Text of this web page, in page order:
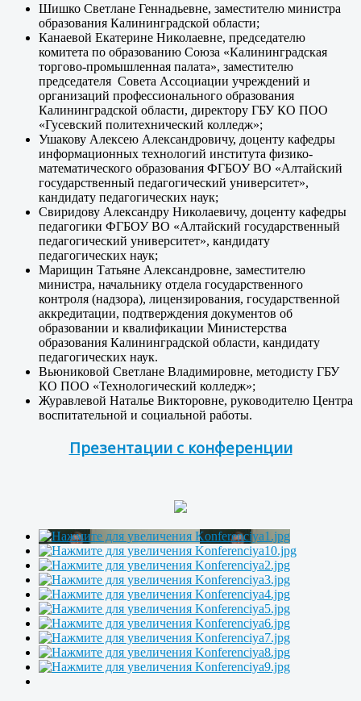
Шишко Светлане Геннадьевне, заместителю министра
образования Калининградской области;
Канаевой Екатерине Николаевне, председателю
комитета по образованию Союза «Калининградская
торгово-промышленная палата», заместителю
председателя Совета Ассоциации учреждений и
организаций профессионального образования
Калининградской области, директору ГБУ КО ПОО
«Гусевский политехнический колледж»;
Ушакову Алексею Александровичу, доценту кафедры
информационных технологий института физико-
математического образования ФГБОУ ВО «Алтайский
государственный педагогический университет»,
кандидату педагогических наук;
Свиридову Александру Николаевичу, доценту кафедры
педагогики ФГБОУ ВО «Алтайский государственный
педагогический университет», кандидату
педагогических наук;
Марищин Татьяне Александровне, заместителю
министра, начальнику отдела государственного
контроля (надзора), лицензирования, государственной
аккредитации, подтверждения документов об
образовании и квалификации Министерства
образования Калининградской области, кандидату
педагогических наук.
Вьюниковой Светлане Владимировне, методисту ГБУ
КО ПОО «Технологический колледж»;
Журавлевой Наталье Викторовне, руководителю Центра
воспитательной и социальной работы.
Презентации с конференции